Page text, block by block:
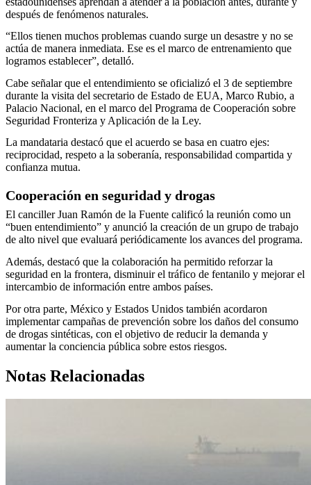
después de fenómenos naturales.
“Ellos tienen muchos problemas cuando surge un desastre y no se
actúa de manera inmediata. Ese es el marco de entrenamiento que
logramos establecer”, detalló.
Cabe señalar que el entendimiento se oficializó el 3 de septiembre
durante la visita del secretario de Estado de EUA, Marco Rubio, a
Palacio Nacional, en el marco del Programa de Cooperación sobre
Seguridad Fronteriza y Aplicación de la Ley.
La mandataria destacó que el acuerdo se basa en cuatro ejes:
reciprocidad, respeto a la soberanía, responsabilidad compartida y
confianza mutua.
Cooperación en seguridad y drogas
El canciller Juan Ramón de la Fuente calificó la reunión como un
“buen entendimiento” y anunció la creación de un grupo de trabajo
de alto nivel que evaluará periódicamente los avances del programa.
Además, destacó que la colaboración ha permitido reforzar la
seguridad en la frontera, disminuir el tráfico de fentanilo y mejorar el
intercambio de información entre ambos países.
Por otra parte, México y Estados Unidos también acordaron
implementar campañas de prevención sobre los daños del consumo
de drogas sintéticas, con el objetivo de reducir la demanda y
aumentar la conciencia pública sobre estos riesgos.
Notas Relacionadas